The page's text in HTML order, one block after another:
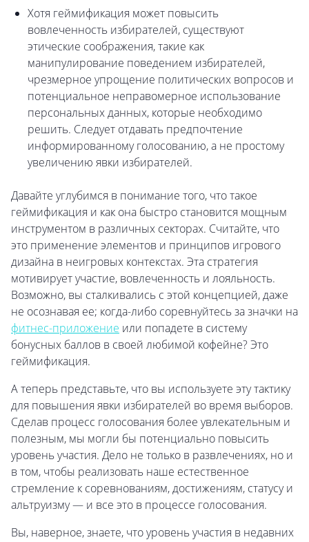
Хотя геймификация может повысить
вовлеченность избирателей, существуют
этические соображения, такие как
манипулирование поведением избирателей,
чрезмерное упрощение политических вопросов и
потенциальное неправомерное использование
персональных данных, которые необходимо
решить. Следует отдавать предпочтение
информированному голосованию, а не простому
увеличению явки избирателей.
Давайте углубимся в понимание того, что такое
геймификация и как она быстро становится мощным
инструментом в различных секторах. Считайте, что
это применение элементов и принципов игрового
дизайна в неигровых контекстах. Эта стратегия
мотивирует участие, вовлеченность и лояльность.
Возможно, вы сталкивались с этой концепцией, даже
не осознавая ее; когда-либо соревнуйтесь за значки на
фитнес-приложение или попадете в систему
бонусных баллов в своей любимой кофейне? Это
геймификация.
А теперь представьте, что вы используете эту тактику
для повышения явки избирателей во время выборов.
Сделав процесс голосования более увлекательным и
полезным, мы могли бы потенциально повысить
уровень участия. Дело не только в развлечениях, но и
в том, чтобы реализовать наше естественное
стремление к соревнованиям, достижениям, статусу и
альтруизму — и все это в процессе голосования.
Вы, наверное, знаете, что уровень участия в недавних